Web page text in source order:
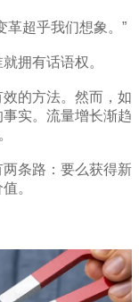
革超乎我们想象。”
拥有话语权。
的方法。然而，如
实。流量增长渐趋
条路：要么获得新
。